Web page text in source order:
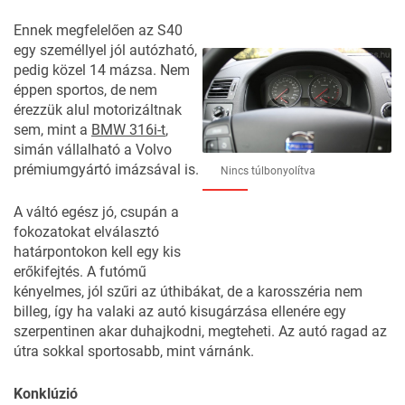
Nincs túlbonyolítva
Ennek megfelelően az S40
egy személlyel jól autózható,
pedig közel 14 mázsa. Nem
éppen sportos, de nem
érezzük alul motorizáltnak
sem, mint a BMW 316i-t,
simán vállalható a Volvo
prémiumgyártó imázsával is.
A váltó egész jó, csupán a
fokozatokat elválasztó
határpontokon kell egy kis
erőkifejtés. A futómű
kényelmes, jól szűri az úthibákat, de a karosszéria nem
billeg, így ha valaki az autó kisugárzása ellenére egy
szerpentinen akar duhajkodni, megteheti. Az autó ragad az
útra sokkal sportosabb, mint várnánk.
Konklúzió